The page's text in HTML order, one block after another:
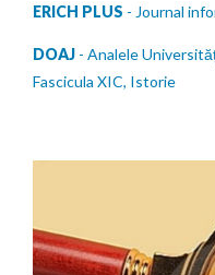
ERICH PLUS - Journal
DOAJ - Analele
Fascicula XIC, Istorie